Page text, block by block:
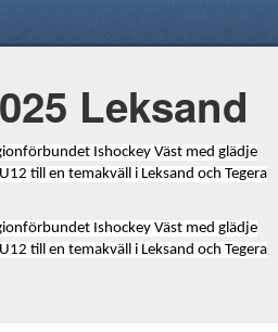
Leksand
Ishockey Väst med glädje
till en temakväll i Leksand och Tegera
Ishockey Väst med glädje
till en temakväll i Leksand och Tegera